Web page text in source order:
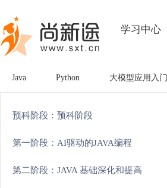
学习中心
Java Python 大模型应用入门
预科阶段：预科阶段
第一阶段：AI驱动的JAVA编程
第二阶段：JAVA 基础深化和提高